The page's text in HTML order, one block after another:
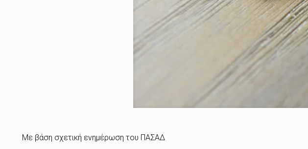
Με βάση σχετική ενημέρωση του ΠΑΣΑΔ